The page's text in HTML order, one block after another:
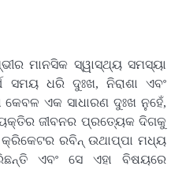
ମାନସିକ ସ୍ୱାସ୍ଥ୍ୟ ସମସ୍ୟା
ସମୟ ଧରି ଦୁଃଖ, ନିରାଶା ଏବଂ
ଏକ ସାଧାରଣ ଦୁଃଖ ନୁହେଁ,
ଜୀବନର ପ୍ରତ୍ୟେକ ଦିଗକୁ
କ୍ରିକେଟର ରବିନ୍ ଉଥାପ୍ପା ମଧ୍ୟ
ଏବଂ ସେ ଏହା ବିଷୟରେ